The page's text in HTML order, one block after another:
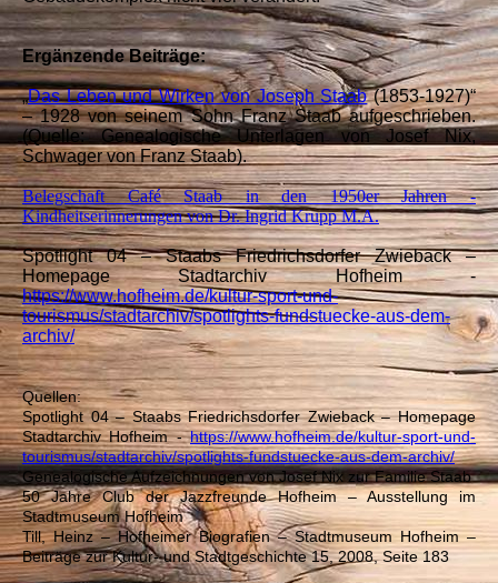
Ergänzende Beiträge:
„Das Leben und Wirken von Joseph Staab(1853-1927)“
– 1928 von seinem Sohn Franz Staab aufgeschrieben.
(Quelle: Genealogische Unterlagen von Josef Nix,
Schwager von Franz Staab).
Belegschaft Café Staab in den 1950er Jahren -
Kindheitserinnerungen von Dr. Ingrid Krupp M.A.
Spotlight 04 – Staabs Friedrichsdorfer Zwieback –
Homepage Stadtarchiv Hofheim -
https://www.hofheim.de/kultur-sport-und-
tourismus/stadtarchiv/spotlights-fundstuecke-aus-dem-
archiv/
Quellen:
Spotlight 04 – Staabs Friedrichsdorfer Zwieback – Homepage
Stadtarchiv Hofheim -https://www.hofheim.de/kultur-sport-und-
tourismus/stadtarchiv/spotlights-fundstuecke-aus-dem-archiv/
Genealogische Aufzeichnungen von Josef Nix zur Familie Staab
50 Jahre Club der Jazzfreunde Hofheim – Ausstellung im
Stadtmuseum Hofheim
Till, Heinz – Hofheimer Biografien – Stadtmuseum Hofheim –
Beiträge zur Kultur- und Stadtgeschichte 15, 2008, Seite 183